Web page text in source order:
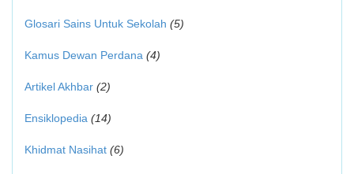
Glosari Sains Untuk Sekolah (5)
Kamus Dewan Perdana (4)
Artikel Akhbar (2)
Ensiklopedia (14)
Khidmat Nasihat (6)